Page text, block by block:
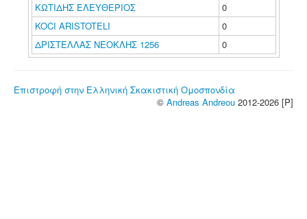
ΚΩΤΙΔΗΣ ΕΛΕΥΘΕΡΙΟΣ
0
KOCI ARISTOTELI
0
ΔΡΙΣΤΕΛΛΑΣ ΝΕΟΚΛΗΣ 1256
0
Επιστροφή στην Ελληνική Σκακιστική Ομοσπονδία
© Andreas Andreou 2012-2026 [P]